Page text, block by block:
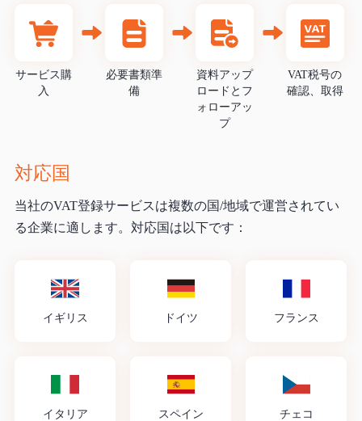
サービス購
入
必要書類準
備
資料アップ
ロードとフ
ォローアッ
プ
VAT税号の
確認、取得
対応国
当社のVAT登録サービスは複数の国/地域で運営されてい
る企業に適します。対応国は以下です：
イギリス ドイツ フランス
イタリア スペイン チェコ